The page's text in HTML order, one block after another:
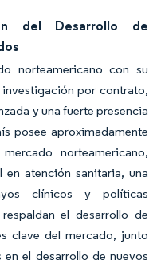
atribución según CC BY 4.0.
del Desarrollo de
norteamericano con su
por contrato,
y una fuerte presencia
posee aproximadamente
norteamericano,
atención sanitaria, una
clínicos y políticas
el desarrollo de
clave del mercado, junto
el desarrollo de nuevos